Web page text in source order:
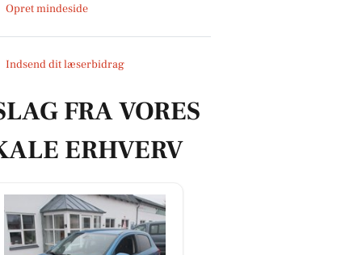
Opret mindeside
Indsend dit læserbidrag
FRA VORES
ERHVERV